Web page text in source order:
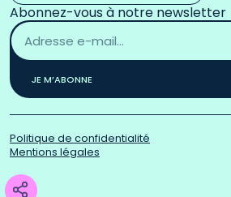
Abonnez-vous à notre newsletter
Adresse
email
*
JE M’ABONNE
Politique de confidentialité
Mentions légales